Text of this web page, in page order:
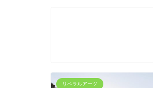
リベラルアーツ